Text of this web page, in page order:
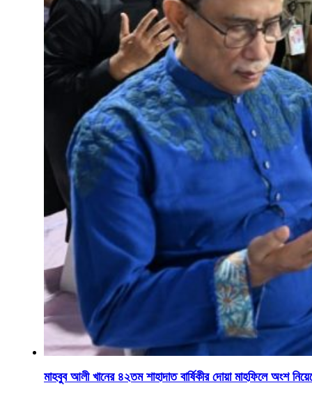
মাহবুব আলী খানের ৪২তম শাহাদাত বার্ষিকীর দোয়া মাহফিলে অংশ